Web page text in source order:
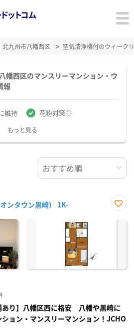
北九州市八幡西区 空気清浄機付のウィーク
幡西区のマンスリーマンション・ウ
報
維持 花粉対策◎
もっと見る
ンタウン黒崎） 1K-
に入
あり】八幡区西に格安 八幡や黒崎に
ョン・マンスリーマンション！JCHO